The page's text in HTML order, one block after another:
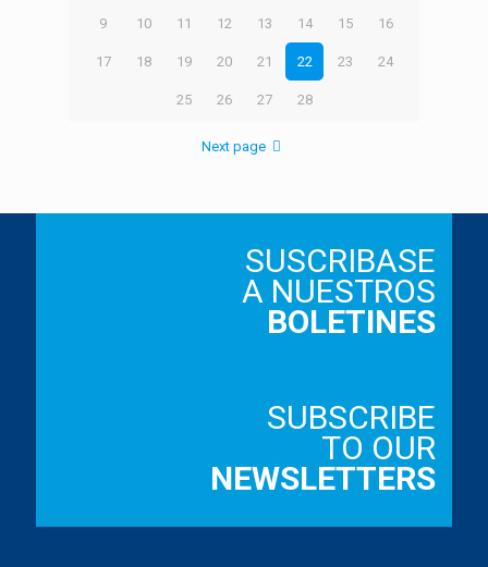
9 10 11 12 13 14 15 16
17 18 19 20 21 22 23 24
25 26 27 28
Next page
SUSCRIBASE
A NUESTROS
BOLETINES
SUBSCRIBE
TO OUR
NEWSLETTERS